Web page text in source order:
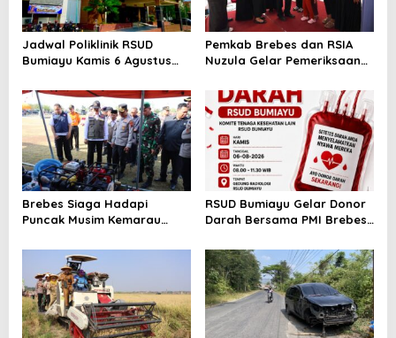
Jadwal Poliklinik RSUD
Bumiayu Kamis 6 Agustus
Dokter Sebelum Berkunjung
Pemkab Brebes dan RSIA
Nuzula Gelar Pemeriksaan
Perkuat Kesehatan Ibu dan
Bayi
Brebes Siaga Hadapi
Puncak Musim Kemarau
Kesiapsiagaan Bencana dan
Karhutla
RSUD Bumiayu Gelar Donor
Darah Bersama PMI Brebes
Indonesia